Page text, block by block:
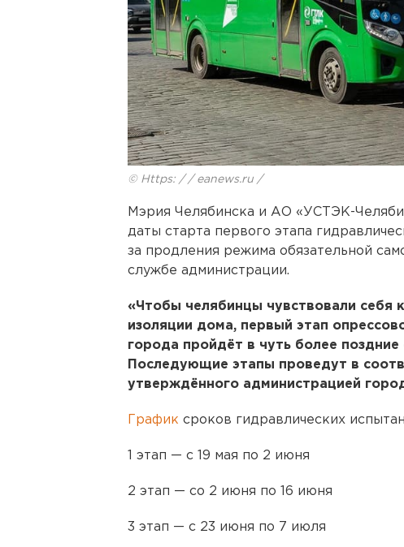
© Https: / / eanews.ru /
Мэрия Челябинска и АО «УСТЭК-
даты старта первого этапа
за продления режима обязательной
службе администрации.
«Чтобы челябинцы чувствовали себя
изоляции дома, первый этап
города пройдёт в чуть более
Последующие этапы проведут в
утверждённого администрацией
График сроков гидравлических
1 этап — с 19 мая по 2 июня
2 этап — со 2 июня по 16 июня
3 этап — с 23 июня по 7 июля